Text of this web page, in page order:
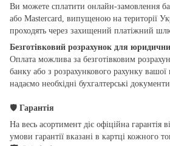
Ви можете сплатити онлайн-замовлення
або Mastercard, випущеною на території
проходять через захищений платіжний
Безготівковий розрахунок для
Оплата можлива за безготівковим
банку або з розрахункового рахунку вашої
надаємо необхідні бухгалтерські
🛡 Гарантія
На весь асортимент діє офіційна гарантія
умови гарантії вказані в картці кожного